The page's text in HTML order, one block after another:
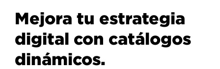
Mejora tu estrategia
digital con catálogos
dinámicos.